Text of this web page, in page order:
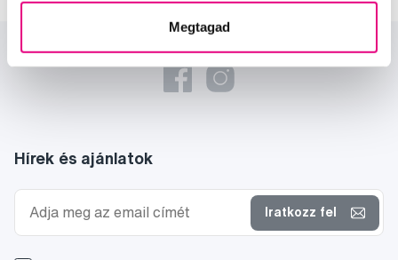
Megtagad
Hírek és ajánlatok
Iratkozz fel